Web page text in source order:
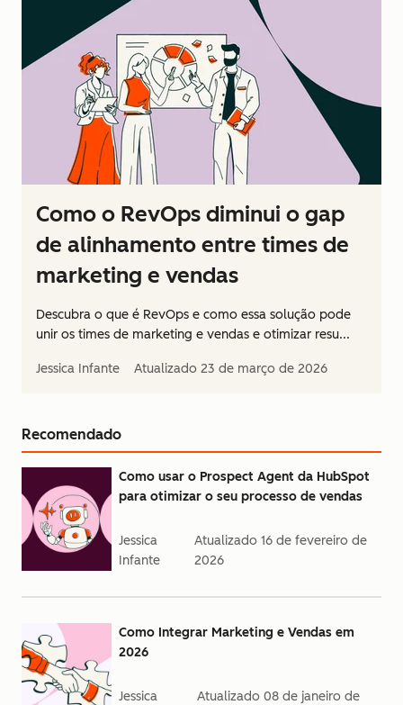
Como o RevOps diminui o gap
de alinhamento entre times de
marketing e vendas
Descubra o que é RevOps e como essa solução pode
unir os times de marketing e vendas e otimizar resu...
Jessica Infante Atualizado 23 de março de 2026
Recomendado
Como usar o Prospect Agent da HubSpot
para otimizar o seu processo de vendas
Jessica
Infante
Atualizado 16 de fevereiro de
2026
Como Integrar Marketing e Vendas em
2026
Jessica
Atualizado 08 de janeiro de